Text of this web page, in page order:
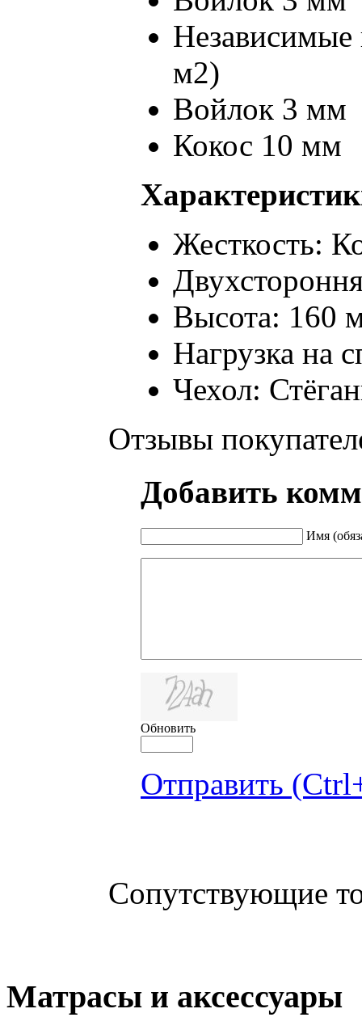
м2)
Войлок 3 мм
Кокос 10 мм
Жесткость:
Высота: 160
Нагрузка на
Чехол:
Отзывы
Добавить
Имя
Обновить
Отправить
Сопутствующие
Матрасы и аксессуары